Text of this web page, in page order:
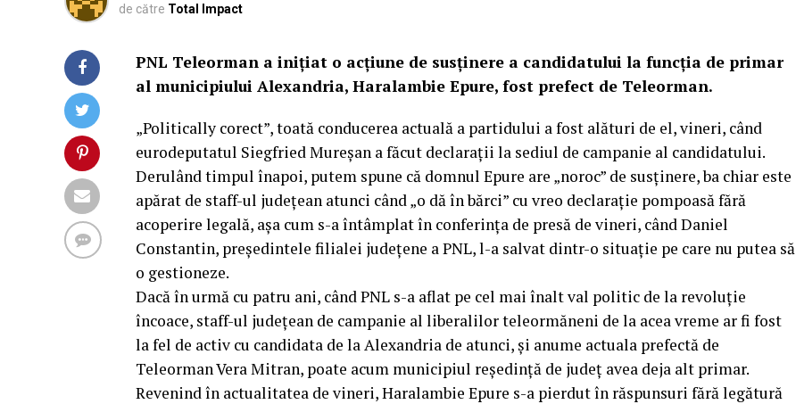
de către Total Impact
PNL Teleorman a inițiat o acțiune de susținere a candidatului la funcția de primar
al municipiului Alexandria, Haralambie Epure, fost prefect de Teleorman.
„Politically corect”, toată conducerea actuală a partidului a fost alături de el, vineri, când
eurodeputatul Siegfried Mureșan a făcut declarații la sediul de campanie al candidatului.
Derulând timpul înapoi, putem spune că domnul Epure are „noroc” de susținere, ba chiar este
apărat de staff-ul județean atunci când „o dă în bărci” cu vreo declarație pompoasă fără
acoperire legală, așa cum s-a întâmplat în conferința de presă de vineri, când Daniel
Constantin, președintele filialei județene a PNL, l-a salvat dintr-o situație pe care nu putea să
o gestioneze.
Dacă în urmă cu patru ani, când PNL s-a aflat pe cel mai înalt val politic de la revoluție
încoace, staff-ul județean de campanie al liberalilor teleormăneni de la acea vreme ar fi fost
la fel de activ cu candidata de la Alexandria de atunci, și anume actuala prefectă de
Teleorman Vera Mitran, poate acum municipiul reședință de județ avea deja alt primar.
Revenind în actualitatea de vineri, Haralambie Epure s-a pierdut în răspunsuri fără legătură